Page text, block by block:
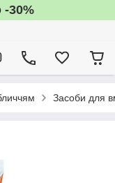
-30%
Засоби для